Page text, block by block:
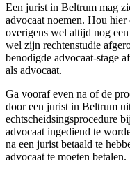
Een jurist in Beltrum mag
advocaat noemen. Hou
overigens wel altijd nog
wel zijn rechtenstudie
benodigde advocaat-stage
als advocaat.
Ga vooraf even na of de
door een jurist in Beltrum
echtscheidsingsprocedure
advocaat ingediend te
na een jurist betaald te
advocaat te moeten betalen.